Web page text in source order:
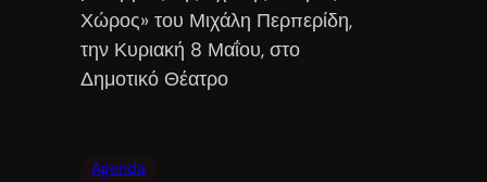
Χώρος» του Μιχάλη Περπερίδη,
την Κυριακή 8 Μαΐου, στο
Δημοτικό Θέατρο
Agenda